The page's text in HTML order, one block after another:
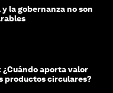
la gobernanza no son
aporta valor
productos circulares?